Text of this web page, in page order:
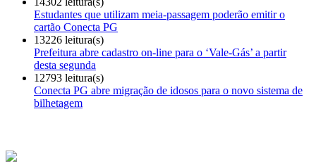
Estudantes que utilizam meia-passagem poderão emitir o
cartão Conecta PG
13226 leitura(s)
Prefeitura abre cadastro on-line para o ‘Vale-Gás’ a partir
desta segunda
12793 leitura(s)
Conecta PG abre migração de idosos para o novo sistema de
bilhetagem